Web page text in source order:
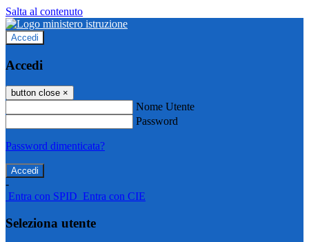
Salta al contenuto
Accedi
Accedi
button close ×
Nome Utente
Password
Password dimenticata?
-
Entra con SPID Entra con CIE
Seleziona utente